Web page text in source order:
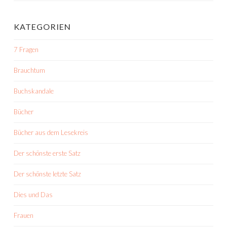
KATEGORIEN
7 Fragen
Brauchtum
Buchskandale
Bücher
Bücher aus dem Lesekreis
Der schönste erste Satz
Der schönste letzte Satz
Dies und Das
Frauen